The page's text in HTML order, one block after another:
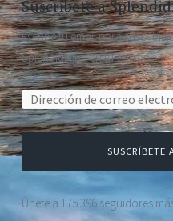
Suscríbete a
Escribe tu email para
SplendidMind en tu correo.
Dirección de correo
SUSCRÍBETE
Únete a 175.396 seguidores